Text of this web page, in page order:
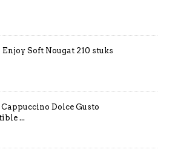
Soft Nougat 210 stuks
Dolce Gusto
...